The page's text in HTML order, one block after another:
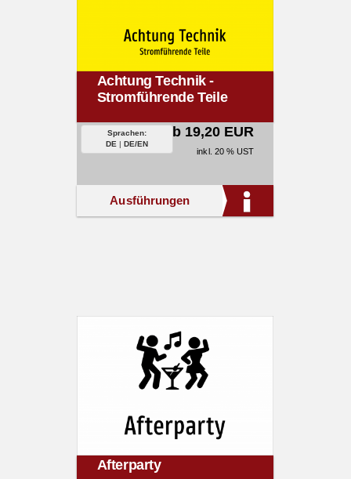
Achtung Technik -
Stromführende Teile
Sprachen:
DE | DE/EN
ab 19,20 EUR
inkl. 20 % UST
Ausführungen
Afterparty